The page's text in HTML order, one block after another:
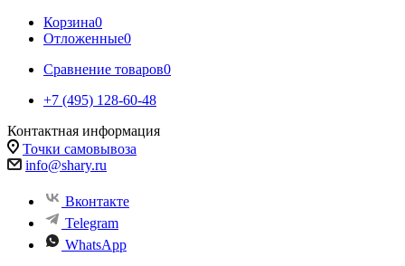
Корзина0
Отложенные0
Сравнение товаров0
+7 (495) 128-60-48
Контактная информация
Точки самовывоза
info@shary.ru
Вконтакте
Telegram
WhatsApp